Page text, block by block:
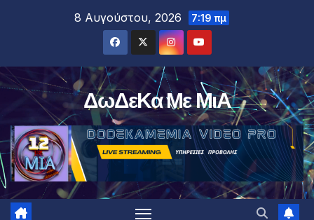
8 Αυγούστου, 2026 7:19 πμ
ΔωΔεΚα Με ΜιΑ